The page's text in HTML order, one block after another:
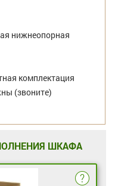
нижнеопорная
комплектация
(звоните)
ШКАФА